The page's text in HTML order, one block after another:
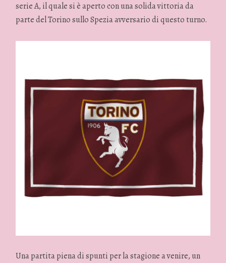
serie A, il quale si è aperto con una solida vittoria da
parte del Torino sullo Spezia avversario di questo turno.
Una partita piena di spunti per la stagione a venire, un